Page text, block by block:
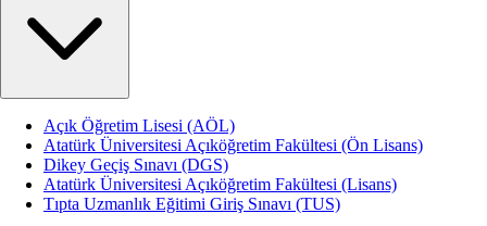
Açık Öğretim Lisesi (AÖL)
Atatürk Üniversitesi Açıköğretim Fakültesi (Ön Lisans)
Dikey Geçiş Sınavı (DGS)
Atatürk Üniversitesi Açıköğretim Fakültesi (Lisans)
Tıpta Uzmanlık Eğitimi Giriş Sınavı (TUS)